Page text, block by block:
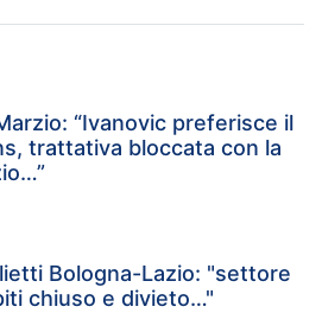
“Ivanovic preferisce il
trattativa bloccata con la
Bologna-Lazio: "settore
chiuso e divieto…"